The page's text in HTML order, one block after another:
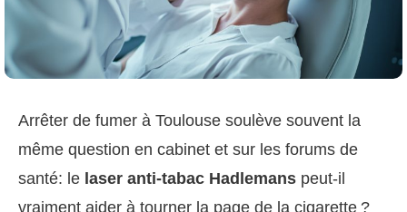
Arrêter de fumer à Toulouse soulève souvent la
même question en cabinet et sur les forums de
santé: le laser anti-tabac Hadlemans peut-il
vraiment aider à tourner la page de la cigarette ?